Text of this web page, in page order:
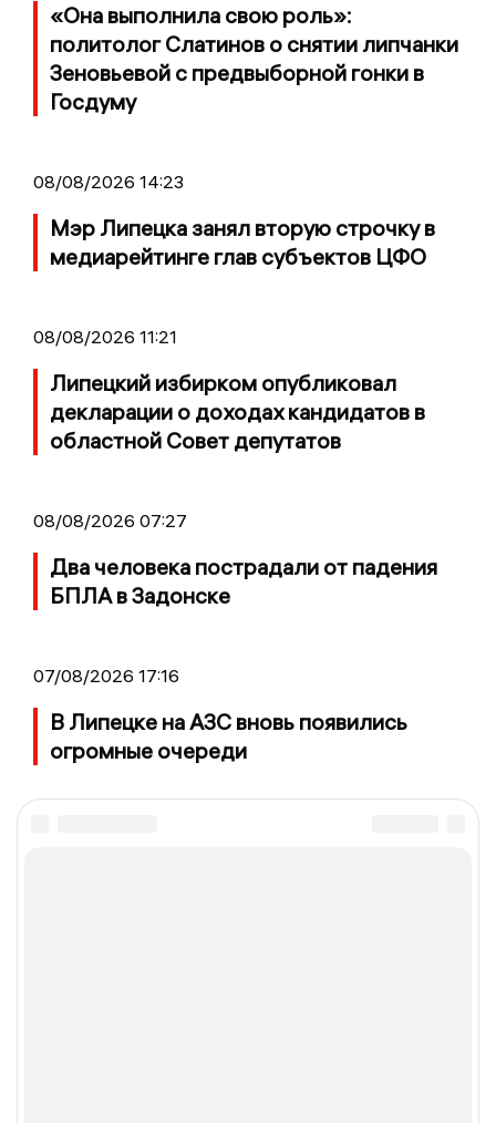
«Она выполнила свою роль»:
политолог Слатинов о снятии липчанки
Зеновьевой с предвыборной гонки в
Госдуму
08/08/2026 14:23
Мэр Липецка занял вторую строчку в
медиарейтинге глав субъектов ЦФО
08/08/2026 11:21
Липецкий избирком опубликовал
декларации о доходах кандидатов в
областной Совет депутатов
08/08/2026 07:27
Два человека пострадали от падения
БПЛА в Задонске
07/08/2026 17:16
В Липецке на АЗС вновь появились
огромные очереди